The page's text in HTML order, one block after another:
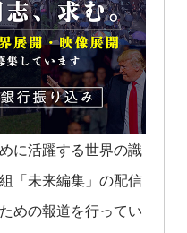
に活躍する世界の識
「未来編集」の配信
めの報道を行ってい